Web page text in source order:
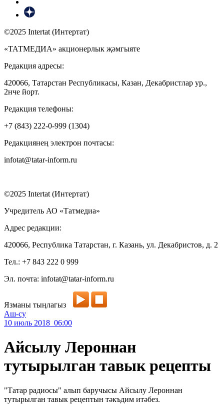
©2025 Intertat (Интертат)
«ТАТМЕДИА» акционерлык җәмгыяте
Редакция адресы:
420066, Татарстан Республикасы, Казан, Декабристлар ур.,
2нче йорт.
Редакция телефоны:
+7 (843) 222-0-999 (1304)
Редакциянең электрон почтасы:
infotat@tatar-inform.ru
©2025 Intertat (Интертат)
Учредитель АО «Татмедиа»
Адрес редакции:
420066, Республика Татарстан, г. Казань, ул. Декабристов, д. 2
Тел.: +7 843 222 0 999
Эл. почта: infotat@tatar-inform.ru
Язманы тыңлагыз
Аш-су
10 июль 2018 06:00
Айсылу Лероннан
тутырылган тавык рецепты
"Татар радиосы" алып баручысы Айсылу Лероннан
тутырылган тавык рецептын тәкъдим итәбез.